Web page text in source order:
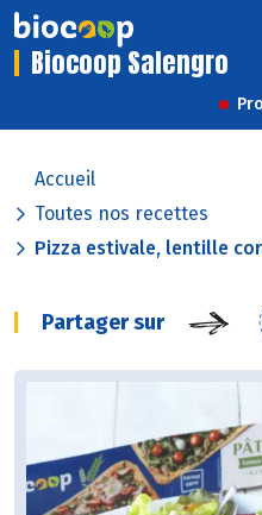
Biocoop Salengro
Accueil
Toutes nos recettes
Pizza estivale, lentille
Partager sur